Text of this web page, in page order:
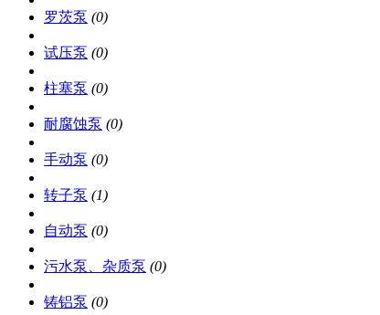
罗茨泵 (0)
试压泵 (0)
柱塞泵 (0)
耐腐蚀泵 (0)
手动泵 (0)
转子泵 (1)
自动泵 (0)
污水泵、杂质泵 (0)
铸铝泵 (0)